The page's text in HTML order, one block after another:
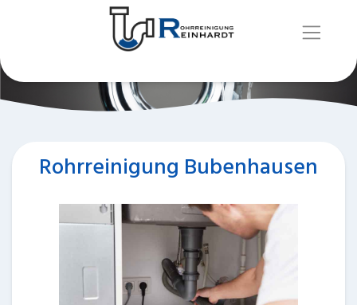
Rohrreinigung Bubenhausen